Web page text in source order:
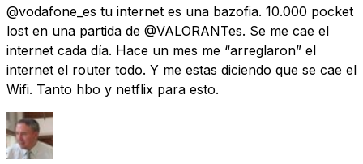
@vodafone_es tu internet es una bazofia. 10.000 pocket
lost en una partida de @VALORANTes. Se me cae el
internet cada día. Hace un mes me “arreglaron” el
internet el router todo. Y me estas diciendo que se cae el
Wifi. Tanto hbo y netflix para esto.